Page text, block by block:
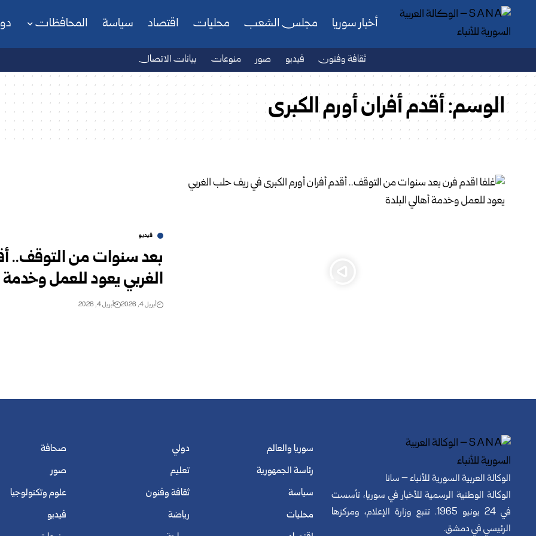
أخبار سوريا مجلس الشعب محليات اقتصاد سياسة المحافظات
ثقافة وفنون فيديو صور منوعات بيانات الاتصال
الوسم:أقدم أفران أورم الكبرى
فيديو
بعد سنوات من التوقف..
الغربي يعود للعمل وخدمة
أبريل 4, 2026 أبريل 4, 2026
الوكالة العربية السورية للأنباء – سانا
الوكالة الوطنية الرسمية للأخبار في سوريا، تأسست
في 24 يونيو 1965. تتبع وزارة الإعلام، ومركزها
الرئيسي في دمشق.
سوريا والعالم
رئاسة الجمهورية
سياسة
محليات
دولي
تعليم
ثقافة وفنون
رياضة
صحافة
صور
علوم وتكنولوجيا
فيديو